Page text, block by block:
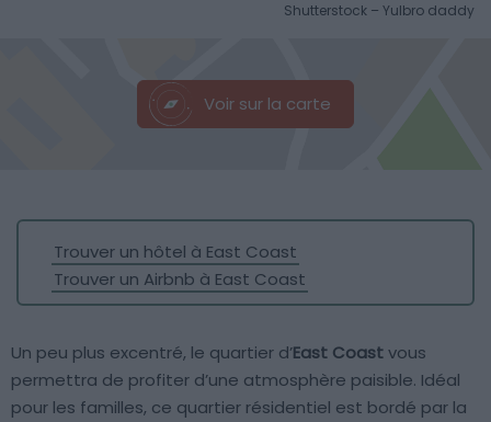
Shutterstock – Yulbro daddy
Voir sur la carte
Trouver un hôtel à East Coast
Trouver un Airbnb à East Coast
Un peu plus excentré, le quartier d’East Coastvous
permettra de profiter d’une atmosphère paisible. Idéal
pour les familles, ce quartier résidentiel est bordé par la